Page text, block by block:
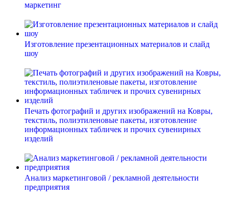
маркетинг
Изготовление презентационных материалов и слайд
шоу
Печать фотографий и других изображений на Ковры,
текстиль, полиэтиленовые пакеты, изготовление
информационных табличек и прочих сувенирных
изделий
Анализ маркетинговой / рекламной деятельности
предприятия